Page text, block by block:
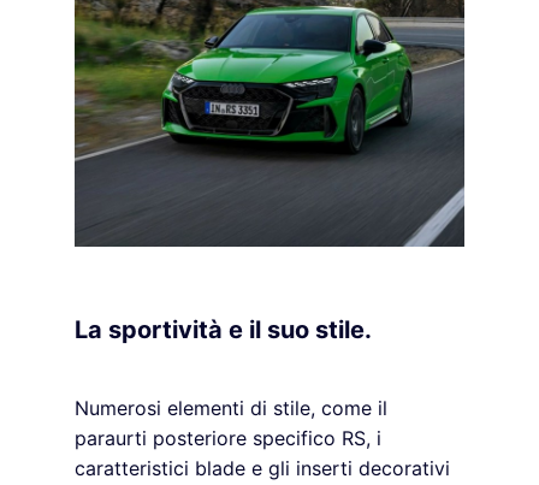
La sportività e il suo stile.
Numerosi elementi di stile, come il
paraurti posteriore specifico RS, i
caratteristici blade e gli inserti decorativi